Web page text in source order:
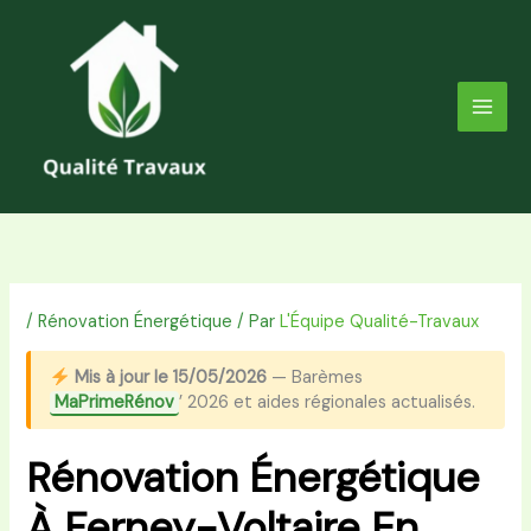
/Rénovation Énergétique / ParL'Équipe Qualité-Travaux
Mis à jour le 15/05/2026 — Barèmes
MaPrimeRénov ’ 2026 et aides régionales actualisés.
Rénovation Énergétique